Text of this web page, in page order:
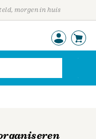
morgen in huis